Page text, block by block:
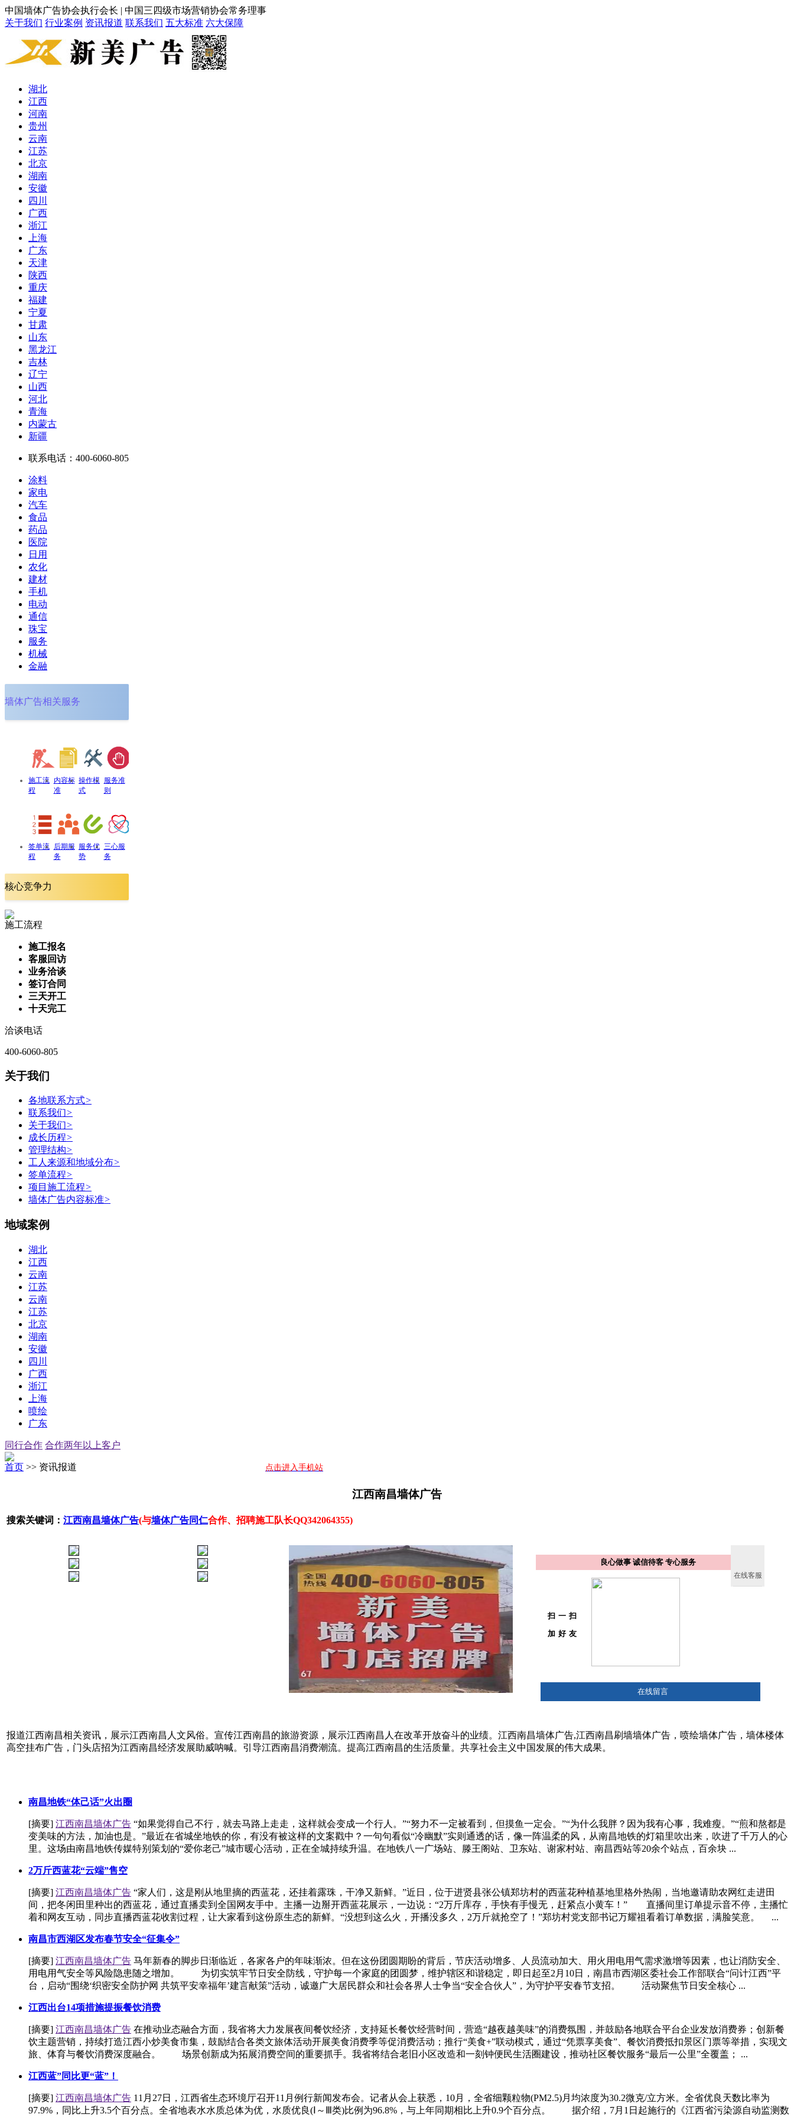
中国墙体广告协会执行会长 | 中国三四级市场营销协会常务理事
关于我们 行业案例 资讯报道 联系我们 五大标准 六大保障
湖北
江西
河南
贵州
云南
江苏
北京
湖南
安徽
四川
广西
浙江
上海
广东
天津
陕西
重庆
福建
宁夏
甘肃
山东
黑龙江
吉林
辽宁
山西
河北
青海
内蒙古
新疆
联系电话： 400-6060-805
涂料
家电
汽车
食品
药品
医院
日用
农化
建材
手机
电动
通信
珠宝
服务
机械
金融
墙体广告相关服务
施工流
程
内容标
准
操作模
式
服务准
则
签单流
程
后期服
务
服务优
势
三心服
务
核心竞争力
施工流程
施工报名
客服回访
业务洽谈
签订合同
三天开工
十天完工
洽谈电话
400-6060-805
关于我们
各地联系方式>
联系我们>
关于我们>
成长历程>
管理结构>
工人来源和地域分布>
签单流程>
项目施工流程>
墙体广告内容标准>
地域案例
湖北
江西
云南
江苏
云南
江苏
北京
湖南
安徽
四川
广西
浙江
上海
喷绘
广东
同行合作 合作两年以上客户
首页 >> 资讯报道 点击进入手机站
江西南昌墙体广告
搜索关键词： 江西南昌墙体广告(与墙体广告同仁合作、招聘施工队长QQ342064355)
良心做事 诚信待客 专心服务
扫一扫
加好友
在线留言
报道江西南昌相关资讯，展示江西南昌人文风俗。宣传江西南昌的旅游资源，展示江西南昌人在改革开放奋斗的业绩。江西南昌墙体广告,江西南昌刷墙墙体广告，喷绘墙体广告，墙体楼体
高空挂布广告，门头店招为江西南昌经济发展助威呐喊。引导江西南昌消费潮流。提高江西南昌的生活质量。共享社会主义中国发展的伟大成果。
南昌地铁“体己话”火出圈
[摘要] 江西南昌墙体广告 “如果觉得自己不行，就去马路上走走，这样就会变成一个行人。”“努力不一定被看到，但摸鱼一定会。”“为什么我胖？因为我有心事，我难瘦。”“煎和熬都是
变美味的方法，加油也是。”最近在省城坐地铁的你，有没有被这样的文案戳中？一句句看似“冷幽默”实则通透的话，像一阵温柔的风，从南昌地铁的灯箱里吹出来，吹进了千万人的心
里。这场由南昌地铁传媒特别策划的“爱你老己”城市暖心活动，正在全城持续升温。在地铁八一广场站、滕王阁站、卫东站、谢家村站、南昌西站等20余个站点，百余块 ...
2万斤西蓝花“云端”售空
[摘要] 江西南昌墙体广告 “家人们，这是刚从地里摘的西蓝花，还挂着露珠，干净又新鲜。”近日，位于进贤县张公镇郑坊村的西蓝花种植基地里格外热闹，当地邀请助农网红走进田
间，把冬闲田里种出的西蓝花，通过直播卖到全国网友手中。主播一边掰开西蓝花展示，一边说：“2万斤库存，手快有手慢无，赶紧点小黄车！” 直播间里订单提示音不停，主播忙
着和网友互动，同步直播西蓝花收割过程，让大家看到这份原生态的新鲜。“没想到这么火，开播没多久，2万斤就抢空了！”郑坊村党支部书记万耀祖看着订单数据，满脸笑意。 ...
南昌市西湖区发布春节安全“征集令”
[摘要] 江西南昌墙体广告 马年新春的脚步日渐临近，各家各户的年味渐浓。但在这份团圆期盼的背后，节庆活动增多、人员流动加大、用火用电用气需求激增等因素，也让消防安全、
用电用气安全等风险隐患随之增加。 为切实筑牢节日安全防线，守护每一个家庭的团圆梦，维护辖区和谐稳定，即日起至2月10日，南昌市西湖区委社会工作部联合“问计江西”平
台，启动“围绕‘织密安全防护网 共筑平安幸福年’建言献策”活动，诚邀广大居民群众和社会各界人士争当“安全合伙人”，为守护平安春节支招。 活动聚焦节日安全核心 ...
江西出台14项措施提振餐饮消费
[摘要] 江西南昌墙体广告 在推动业态融合方面，我省将大力发展夜间餐饮经济，支持延长餐饮经营时间，营造“越夜越美味”的消费氛围，并鼓励各地联合平台企业发放消费券；创新餐
饮主题营销，持续打造江西小炒美食市集，鼓励结合各类文旅体活动开展美食消费季等促消费活动；推行“美食+”联动模式，通过“凭票享美食”、餐饮消费抵扣景区门票等举措，实现文
旅、体育与餐饮消费深度融合。 场景创新成为拓展消费空间的重要抓手。我省将结合老旧小区改造和一刻钟便民生活圈建设，推动社区餐饮服务“最后一公里”全覆盖； ...
江西蓝”同比更“蓝”！
[摘要] 江西南昌墙体广告 11月27日，江西省生态环境厅召开11月例行新闻发布会。记者从会上获悉，10月，全省细颗粒物(PM2.5)月均浓度为30.2微克/立方米。全省优良天数比率为
97.9%，同比上升3.5个百分点。全省地表水水质总体为优，水质优良(Ⅰ～Ⅲ类)比例为96.8%，与上年同期相比上升0.9个百分点。 据介绍，7月1日起施行的《江西省污染源自动监测数
在线客服